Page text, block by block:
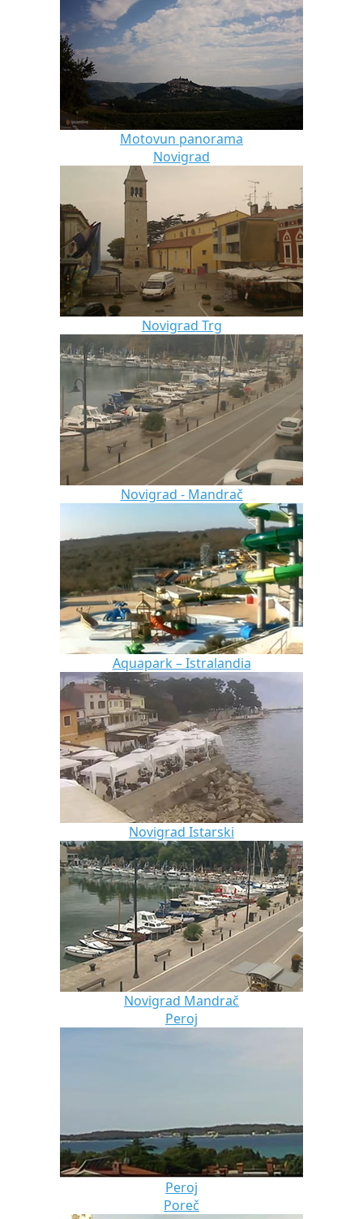
Motovun panorama
Novigrad
Novigrad Trg
Novigrad - Mandrač
Aquapark – Istralandia
Novigrad Istarski
Novigrad Mandrač
Peroj
Peroj
Poreč